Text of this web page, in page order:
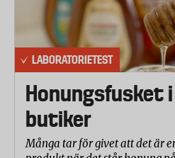
LABORATORIETEST
Honungsfusket
butiker
Många tar för givet att det är